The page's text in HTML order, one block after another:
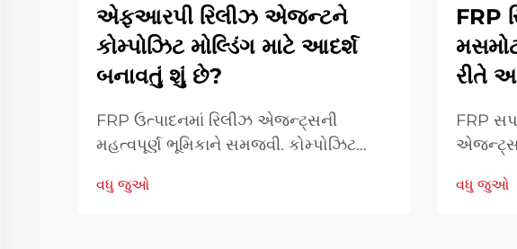
એફઆરપી રિલીઝ એજન્ટને
કોમ્પોઝિટ મોલ્ડિંગ માટે આદર્શ
બનાવતું શું છે?
FRP ઉત્પાદનમાં રિલીઝ એજન્ટ્સની
મહત્વપૂર્ણ ભૂમિકાને સમજવી. કોમ્પોઝિટ
મોલ્ડિંગ કામગીરીની સફળતા સુનિશ્ચિત કરવામાં
વધુ જુઓ
FRP
રીતે
FRP
રિલીઝ
વધુ જુઓ